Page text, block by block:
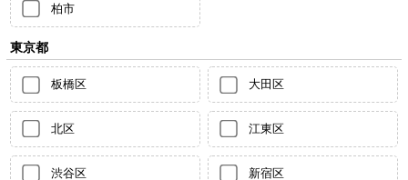
柏市
東京都
板橋区 大田区
北区 江東区
渋谷区 新宿区